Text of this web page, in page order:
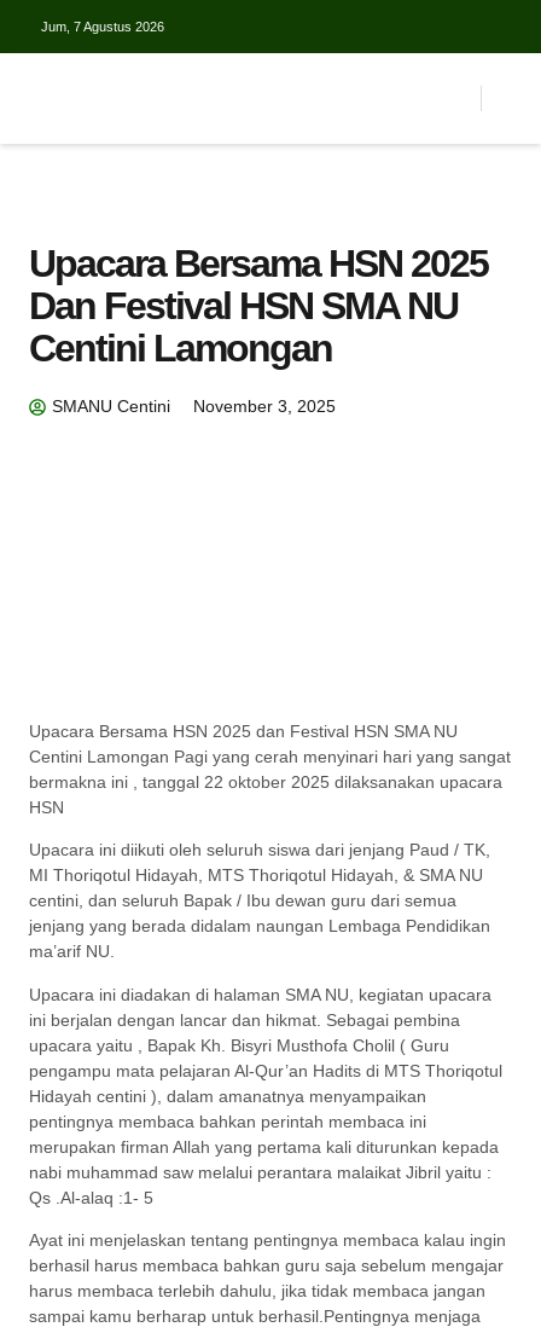
Jum, 7 Agustus 2026
Upacara Bersama HSN 2025
Dan Festival HSN SMA NU
Centini Lamongan
SMANU Centini November 3, 2025
Upacara Bersama HSN 2025 dan Festival HSN SMA NU
Centini Lamongan Pagi yang cerah menyinari hari yang sangat
bermakna ini , tanggal 22 oktober 2025 dilaksanakan upacara
HSN
Upacara ini diikuti oleh seluruh siswa dari jenjang Paud / TK,
MI Thoriqotul Hidayah, MTS Thoriqotul Hidayah, & SMA NU
centini, dan seluruh Bapak / Ibu dewan guru dari semua
jenjang yang berada didalam naungan Lembaga Pendidikan
ma’arif NU.
Upacara ini diadakan di halaman SMA NU, kegiatan upacara
ini berjalan dengan lancar dan hikmat. Sebagai pembina
upacara yaitu , Bapak Kh. Bisyri Musthofa Cholil ( Guru
pengampu mata pelajaran Al-Qur’an Hadits di MTS Thoriqotul
Hidayah centini ), dalam amanatnya menyampaikan
pentingnya membaca bahkan perintah membaca ini
merupakan firman Allah yang pertama kali diturunkan kepada
nabi muhammad saw melalui perantara malaikat Jibril yaitu :
Qs .Al-alaq :1- 5
Ayat ini menjelaskan tentang pentingnya membaca kalau ingin
berhasil harus membaca bahkan guru saja sebelum mengajar
harus membaca terlebih dahulu, jika tidak membaca jangan
sampai kamu berharap untuk berhasil.Pentingnya menjaga